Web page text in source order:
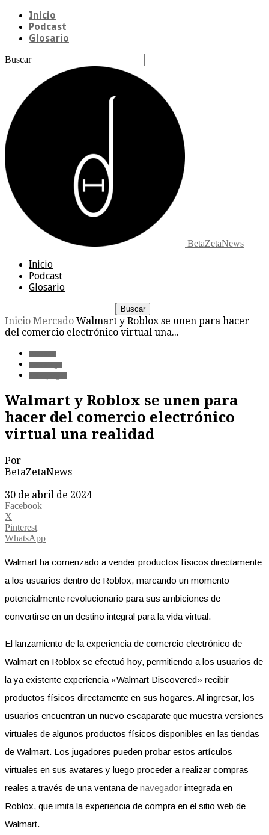
Inicio
Podcast
Glosario
Buscar
BetaZetaNews
Inicio
Podcast
Glosario
Inicio Mercado Walmart y Roblox se unen para hacer
del comercio electrónico virtual una...
Walmart y Roblox se unen para
hacer del comercio electrónico
virtual una realidad
Por
BetaZetaNews
-
30 de abril de 2024
Facebook
X
Pinterest
WhatsApp
Walmart ha comenzado a vender productos físicos directamente
a los usuarios dentro de Roblox, marcando un momento
potencialmente revolucionario para sus ambiciones de
convertirse en un destino integral para la vida virtual.
El lanzamiento de la experiencia de comercio electrónico de
Walmart en Roblox se efectuó hoy, permitiendo a los usuarios de
la ya existente experiencia «Walmart Discovered» recibir
productos físicos directamente en sus hogares. Al ingresar, los
usuarios encuentran un nuevo escaparate que muestra versiones
virtuales de algunos productos físicos disponibles en las tiendas
de Walmart. Los jugadores pueden probar estos artículos
virtuales en sus avatares y luego proceder a realizar compras
reales a través de una ventana de navegador integrada en
Roblox, que imita la experiencia de compra en el sitio web de
Walmart.